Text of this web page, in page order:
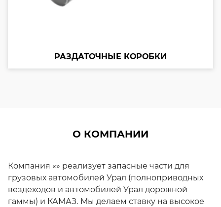
РАЗДАТОЧНЫЕ КОРОБКИ
О КОМПАНИИ
Компания «» реализует запасные части для
грузовых автомобилей Урал (полноприводных
вездеходов и автомобилей Урал дорожной
гаммы) и КАМАЗ. Мы делаем ставку на высокое